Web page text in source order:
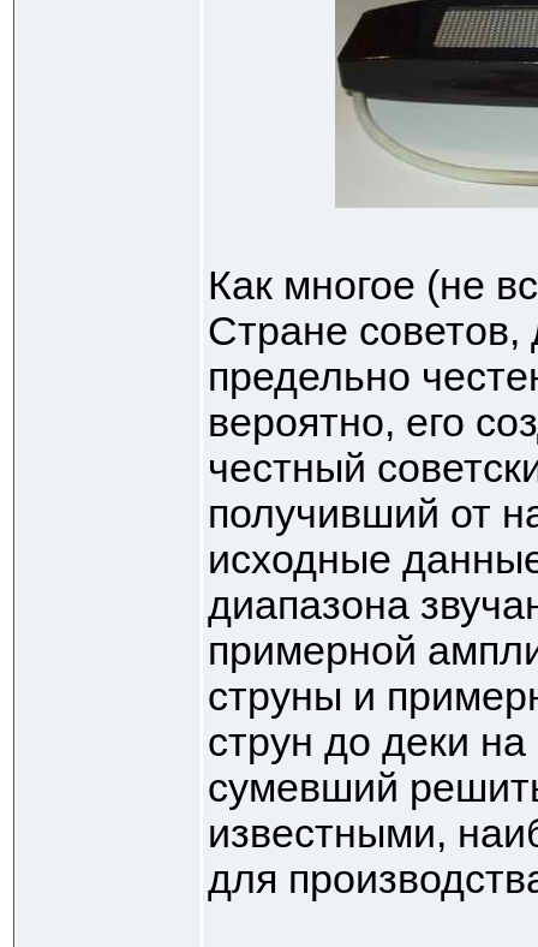
Как многое (не
Стране советов,
предельно
вероятно, его
честный
получивший от
исходные
диапазона
примерной
струны и
струн до деки на
сумевший
известными,
для